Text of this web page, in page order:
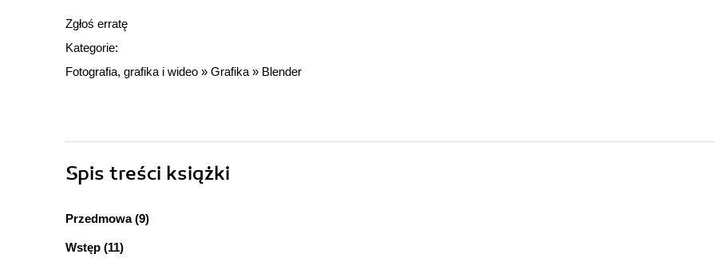
Zgłoś erratę
Kategorie:
Fotografia, grafika i wideo » Grafika » Blender
Spis treści książki
Przedmowa (9)
Wstęp (11)